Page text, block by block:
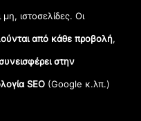
ιστοσελίδες. Οι
από κάθε προβολή,
στην
SEO (Google κ.λπ.)